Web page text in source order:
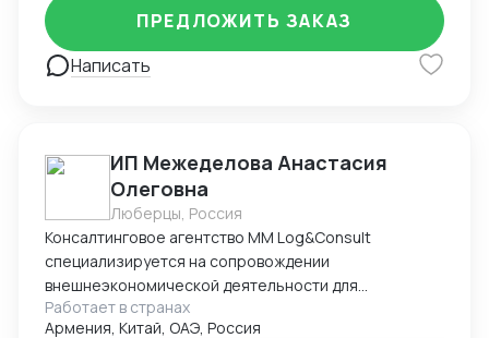
Написать
ПРЕДЛОЖИТЬ ЗАКАЗ
ИП Межеделова Анастасия
Олеговна
Люберцы, Россия
Консалтинговое агентство MM Log&Consult
специализируется на сопровождении
внешнеэкономической деятельности для
участников международного рынка из России и
Армении. Наш опыт в сфере ВЭД более 13 лет
Работает в странах
Армения, Китай, ОАЭ, Россия